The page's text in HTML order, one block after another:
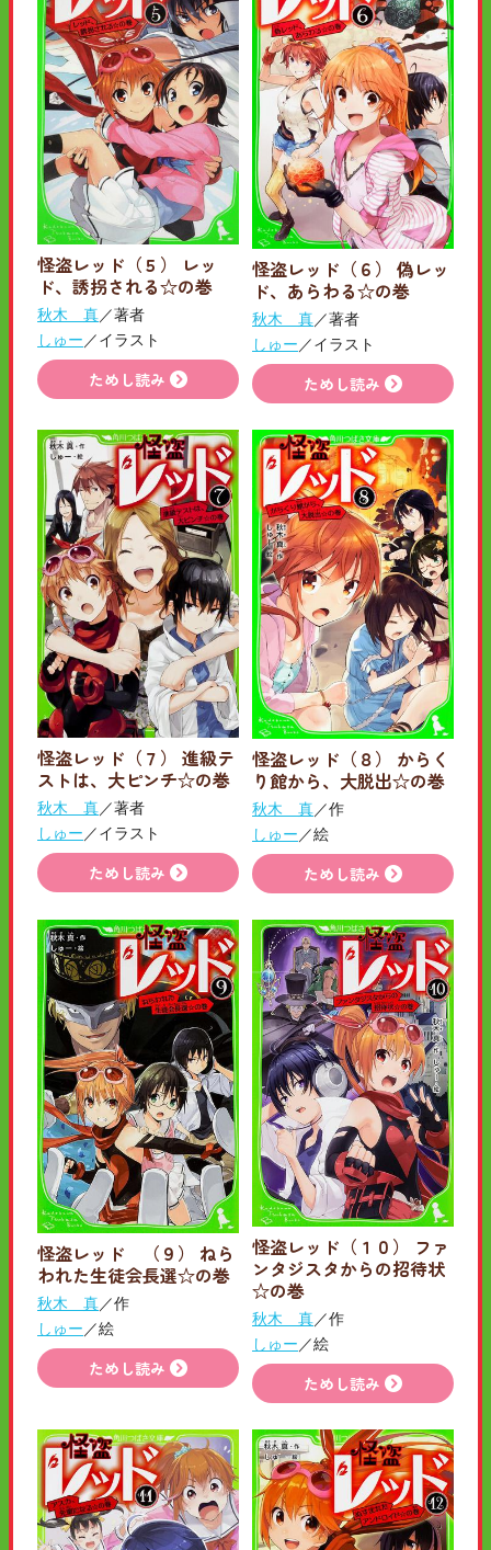
怪盗レッド（５） レッ
ド、誘拐される☆の巻
秋木 真／著者
しゅー／イラスト
ためし読み
怪盗レッド（６） 偽レッ
ド、あらわる☆の巻
秋木 真／著者
しゅー ／イラスト
ためし読み
怪盗レッド（７） 進級テ
ストは、大ピンチ☆の巻
秋木 真／著者
しゅー ／イラスト
ためし読み
怪盗レッド（８） からく
り館から、大脱出☆の巻
秋木 真／作
しゅー ／絵
ためし読み
怪盗レッド （９） ねら
われた生徒会長選☆の巻
秋木 真／作
しゅー ／絵
ためし読み
怪盗レッド（１０） ファ
ンタジスタからの招待状
☆の巻
秋木 真／作
しゅー ／絵
ためし読み